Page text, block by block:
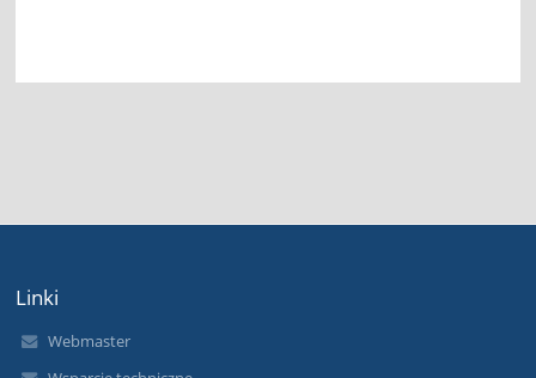
Linki
Webmaster